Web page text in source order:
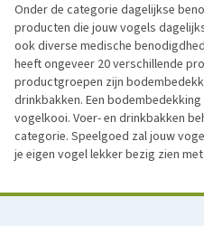
Onder de categorie dagelijkse
producten die jouw vogels
ook diverse medische
heeft ongeveer 20 verschillende
productgroepen zijn
drinkbakken. Een
vogelkooi. Voer- en drinkbakken
categorie. Speelgoed zal jouw
je eigen vogel lekker bezig zien